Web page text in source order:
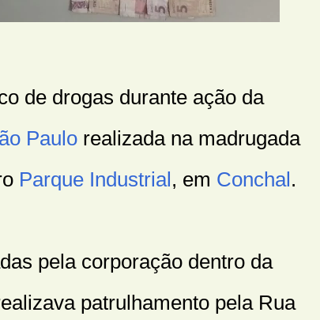
de drogas durante ação da
Paulo realizada na madrugada
Parque Industrial, em Conchal.
pela corporação dentro da
patrulhamento pela Rua